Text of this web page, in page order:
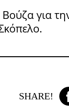
για
SHARE!